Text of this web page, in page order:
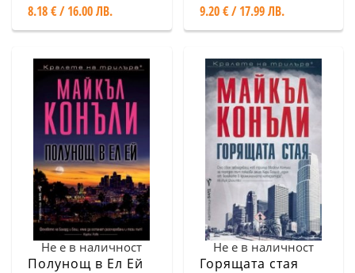
8.18 € / 16.00 ЛВ. 9.20 € / 17.99 ЛВ.
Не е в наличност
Полунощ в Ел Ей
Не е в наличност
Горящата стая